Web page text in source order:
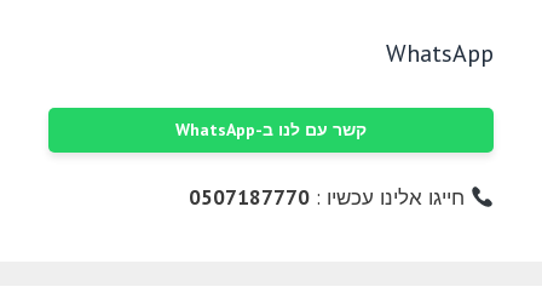
WhatsApp
קשר עם לנו ב-WhatsApp
חייגו אלינו עכשיו :0507187770